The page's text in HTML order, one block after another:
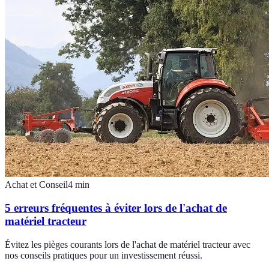
Achat et Conseil4 min
5 erreurs fréquentes à éviter lors de l'achat de
matériel tracteur
Évitez les pièges courants lors de l'achat de matériel tracteur avec
nos conseils pratiques pour un investissement réussi.